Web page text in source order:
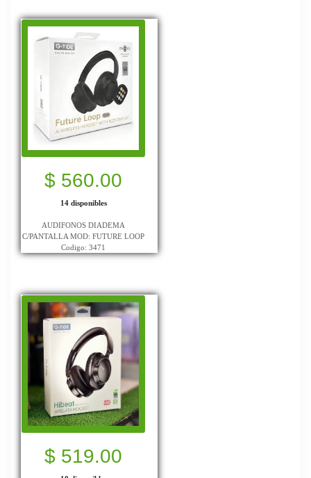
$ 560.00
14 disponibles
AUDIFONOS DIADEMA
C/PANTALLA MOD: FUTURE LOOP
Codigo: 3471
$ 519.00